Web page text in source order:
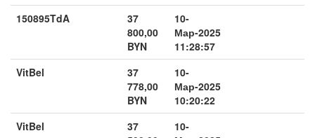
150895TdA
37
800,00
BYN
10-
Мар-2025
11:28:57
VitBel
37
778,00
BYN
10-
Мар-2025
10:20:22
VitBel
37
10-